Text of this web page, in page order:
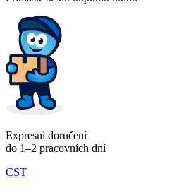
Expresní doručení
do 1–2 pracovních dní
CST